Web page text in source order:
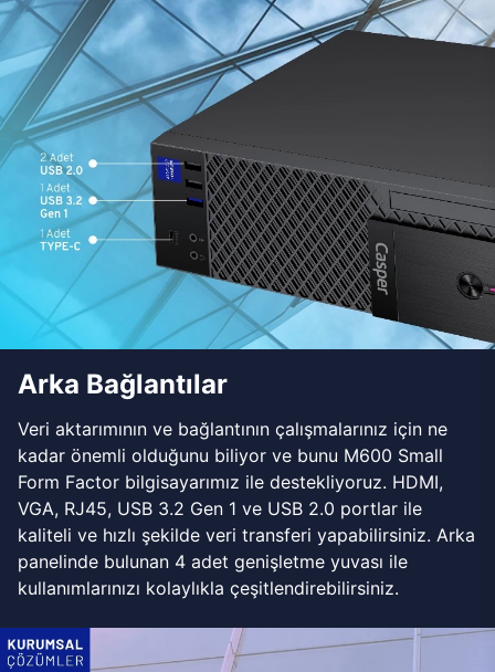
Arka Bağlantılar
Veri aktarımının ve bağlantının çalışmalarınız için ne
kadar önemli olduğunu biliyor ve bunu M600 Small
Form Factor bilgisayarımız ile destekliyoruz. HDMI,
VGA, RJ45, USB 3.2 Gen 1 ve USB 2.0 portlar ile
kaliteli ve hızlı şekilde veri transferi yapabilirsiniz. Arka
panelinde bulunan 4 adet genişletme yuvası ile
kullanımlarınızı kolaylıkla çeşitlendirebilirsiniz.